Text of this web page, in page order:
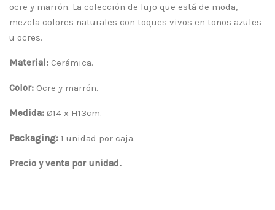
ocre y marrón. La colección de lujo que está de moda,
mezcla colores naturales con toques vivos en tonos azules
u ocres.
Material: Cerámica.
Color: Ocre y marrón.
Medida: Ø14 x H13cm.
Packaging: 1 unidad por caja.
Precio y venta por unidad.